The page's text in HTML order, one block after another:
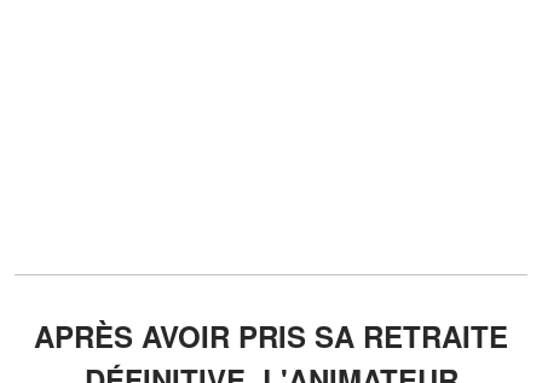
APRÈS AVOIR PRIS SA RETRAITE